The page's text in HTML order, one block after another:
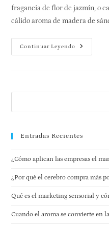
fragancia de flor de jazmín, o
cálido aroma de madera de
Continuar Leyendo
Entradas Recientes
¿Cómo aplican las empresas el
¿Por qué el cerebro compra más
Qué es el marketing sensorial y
Cuando el aroma se convierte en